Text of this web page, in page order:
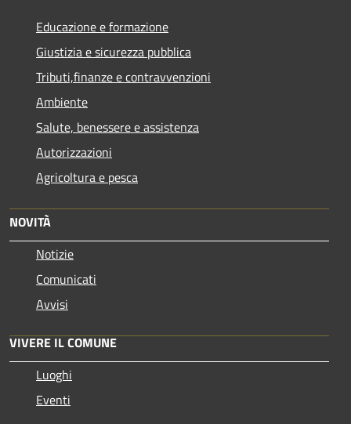
Educazione e formazione
Giustizia e sicurezza pubblica
Tributi,finanze e contravvenzioni
Ambiente
Salute, benessere e assistenza
Autorizzazioni
Agricoltura e pesca
NOVITÀ
Notizie
Comunicati
Avvisi
VIVERE IL COMUNE
Luoghi
Eventi